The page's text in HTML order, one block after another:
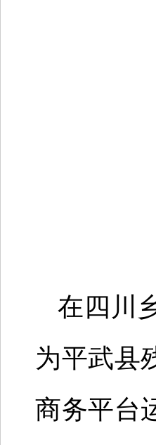
在四川
为平武县
商务平台